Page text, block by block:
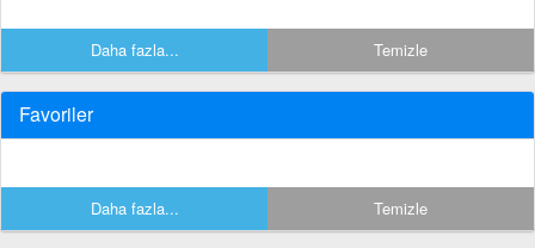
Daha fazla... Temizle
Favoriler
Daha fazla... Temizle